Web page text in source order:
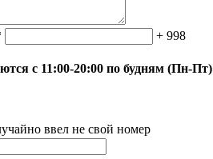
+ 998
с 11:00-20:00 по будням (Пн-Пт)
ввел не свой номер